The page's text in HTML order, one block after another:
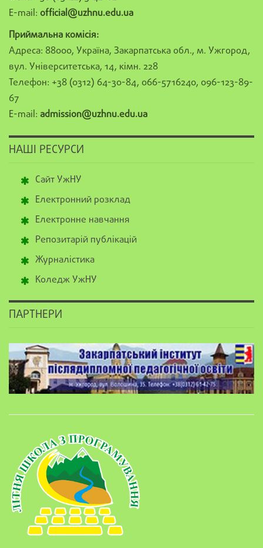
E-mail: official@uzhnu.edu.ua
Приймальна комісія:
Адреса: 88000, Україна, Закарпатська обл., м. Ужгород,
вул. Університетська, 14, кімн. 228
Телефон: +38 (0312) 64-30-84, 066-5716240, 096-123-89-
67
E-mail: admission@uzhnu.edu.ua
НАШІ РЕСУРСИ
Сайт УжНУ
Електронний розклад
Електронне навчання
Репозитарій публікацій
Журналістика
Коледж УжНУ
ПАРТНЕРИ